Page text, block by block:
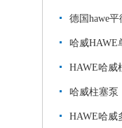
德国hawe平
哈威HAWE
HAWE哈威
哈威柱塞泵
HAWE哈威